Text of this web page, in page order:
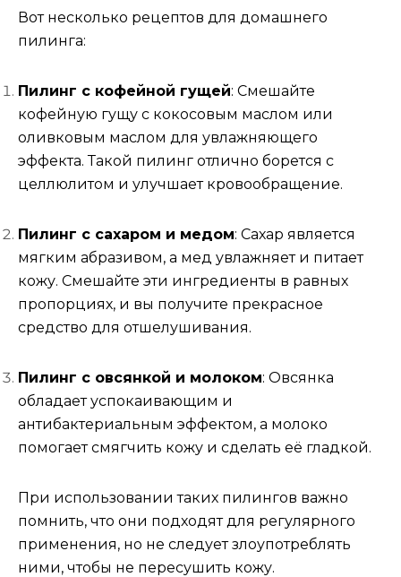
Вот несколько рецептов для домашнего
пилинга:
Пилинг с кофейной гущей: Смешайте
кофейную гущу с кокосовым маслом или
оливковым маслом для увлажняющего
эффекта. Такой пилинг отлично борется с
целлюлитом и улучшает кровообращение.
Пилинг с сахаром и медом: Сахар является
мягким абразивом, а мед увлажняет и питает
кожу. Смешайте эти ингредиенты в равных
пропорциях, и вы получите прекрасное
средство для отшелушивания.
Пилинг с овсянкой и молоком: Овсянка
обладает успокаивающим и
антибактериальным эффектом, а молоко
помогает смягчить кожу и сделать её гладкой.
При использовании таких пилингов важно
помнить, что они подходят для регулярного
применения, но не следует злоупотреблять
ними, чтобы не пересушить кожу.